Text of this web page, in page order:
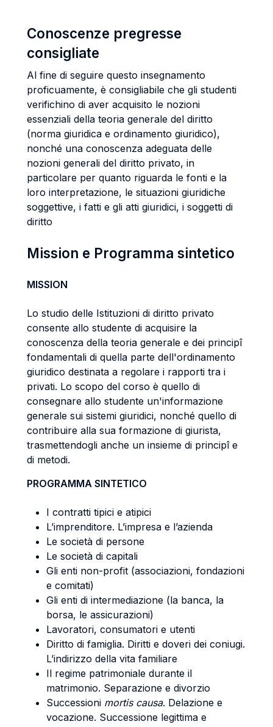
Conoscenze pregresse
consigliate
Al fine di seguire questo insegnamento
proficuamente, è consigliabile che gli studenti
verifichino di aver acquisito le nozioni
essenziali della teoria generale del diritto
(norma giuridica e ordinamento giuridico),
nonché una conoscenza adeguata delle
nozioni generali del diritto privato, in
particolare per quanto riguarda le fonti e la
loro interpretazione, le situazioni giuridiche
soggettive, i fatti e gli atti giuridici, i soggetti di
diritto
Mission e Programma sintetico
MISSION
Lo studio delle Istituzioni di diritto privato
consente allo studente di acquisire la
conoscenza della teoria generale e dei principî
fondamentali di quella parte dell'ordinamento
giuridico destinata a regolare i rapporti tra i
privati. Lo scopo del corso è quello di
consegnare allo studente un'informazione
generale sui sistemi giuridici, nonché quello di
contribuire alla sua formazione di giurista,
trasmettendogli anche un insieme di principî e
di metodi.
PROGRAMMA SINTETICO
I contratti tipici e atipici
L’imprenditore. L’impresa e l’azienda
Le società di persone
Le società di capitali
Gli enti non-profit (associazioni, fondazioni
e comitati)
Gli enti di intermediazione (la banca, la
borsa, le assicurazioni)
Lavoratori, consumatori e utenti
Diritto di famiglia. Diritti e doveri dei coniugi.
L’indirizzo della vita familiare
Il regime patrimoniale durante il
matrimonio. Separazione e divorzio
Successioni mortis causa. Delazione e
vocazione. Successione legittima e